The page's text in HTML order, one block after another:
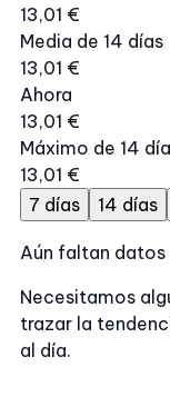
13,01 €
Media de 14 días
13,01 €
Ahora
13,01 €
Máximo de 14
13,01 €
7 días
14 días
Aún faltan datos
Necesitamos
trazar la
al día.